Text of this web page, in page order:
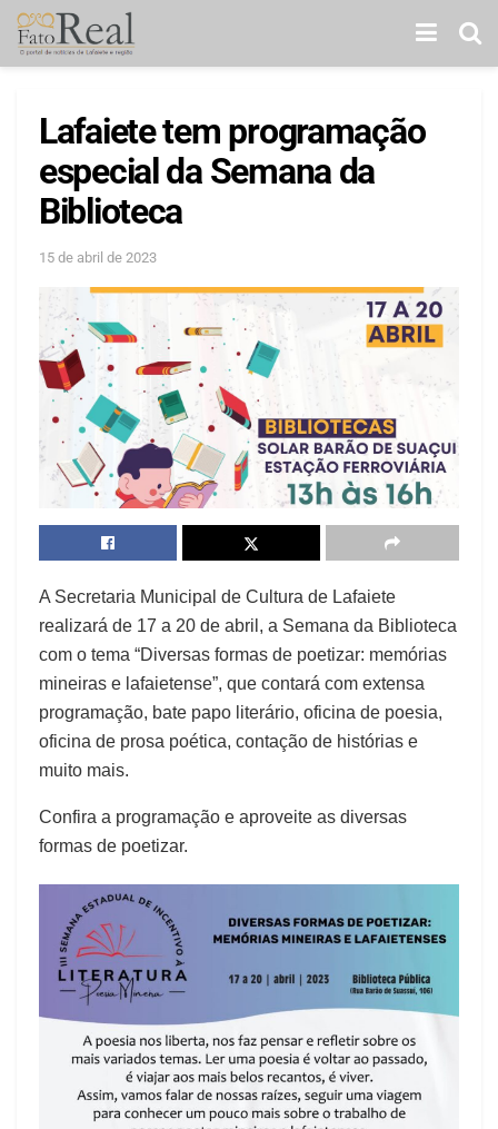
Lafaiete tem programação
especial da Semana da
Biblioteca
15 de abril de 2023
A Secretaria Municipal de Cultura de Lafaiete
realizará de 17 a 20 de abril, a Semana da Biblioteca
com o tema “Diversas formas de poetizar: memórias
mineiras e lafaietense”, que contará com extensa
programação, bate papo literário, oficina de poesia,
oficina de prosa poética, contação de histórias e
muito mais.
Confira a programação e aproveite as diversas
formas de poetizar.